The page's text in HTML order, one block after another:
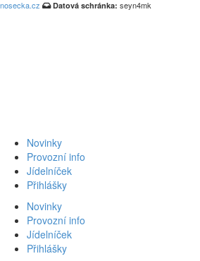
Datová schránka: seyn4mk
Novinky
Provozní info
Jídelníček
Přihlášky
Novinky
Provozní info
Jídelníček
Přihlášky